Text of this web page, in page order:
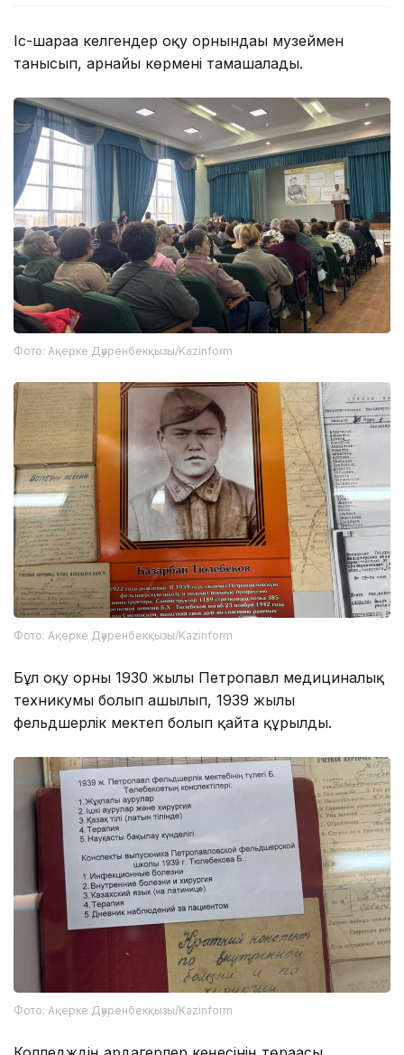
Іс-шараға келгендер оқу орнындағы музеймен
танысып, арнайы көрмені тамашалады.
Фото: Ақерке Дәуренбекқызы/Kazinform
Фото: Ақерке Дәуренбекқызы/Kazinform
Бұл оқу орны 1930 жылы Петропавл медициналық
техникумы болып ашылып, 1939 жылы
фельдшерлік мектеп болып қайта құрылды.
Фото: Ақерке Дәуренбекқызы/Kazinform